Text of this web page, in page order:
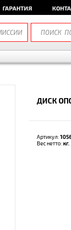
ГАРАНТИЯ
ДИСК
Артикул:
Вес нетто: кг.